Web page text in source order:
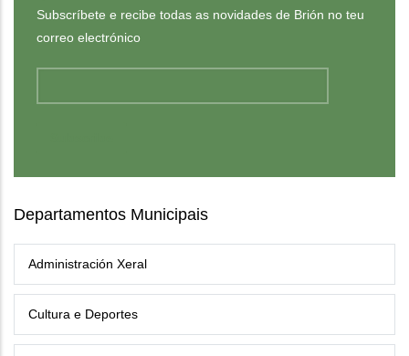
Subscríbete e recibe todas as novidades de Brión no teu
correo electrónico
Departamentos Municipais
Administración Xeral
Cultura e Deportes